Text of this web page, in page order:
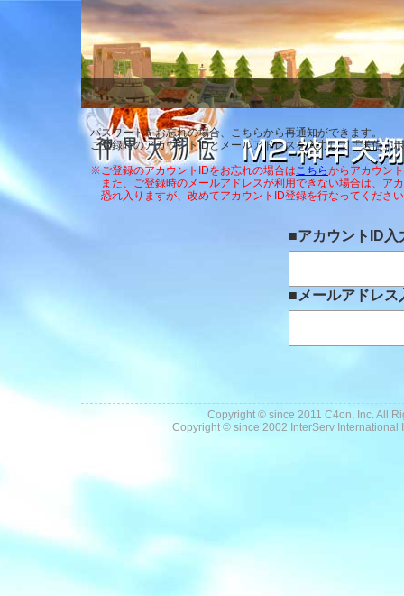
M2-神甲天翔伝- パスワード再通知フ
パスワードをお忘れの場合、こちらから再通知ができます。
ご登録時のアカウントIDとメールアドレスを入力して「送信」
※ご登録のアカウントIDをお忘れの場合はこちらからアカウン
また、ご登録時のメールアドレスが利用できない場合は、ア
恐れ入りますが、改めてアカウントID登録を行なってくださ
■アカウントID 入
■ メールアドレス
Copyright © since 2011 C4on, Inc. All
Copyright © since 2002 InterServ International